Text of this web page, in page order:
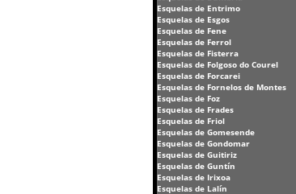
Esquelas de Entrimo
Esquelas de Esgos
Esquelas de Fene
Esquelas de Ferrol
Esquelas de Fisterra
Esquelas de Folgoso do Courel
Esquelas de Forcarei
Esquelas de Fornelos de Montes
Esquelas de Foz
Esquelas de Frades
Esquelas de Friol
Esquelas de Gomesende
Esquelas de Gondomar
Esquelas de Guitiriz
Esquelas de Guntín
Esquelas de Irixoa
Esquelas de Lalín